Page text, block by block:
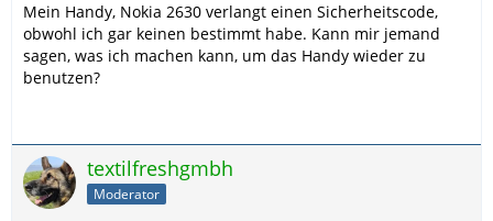
Mein Handy, Nokia 2630 verlangt einen Sicherheitscode,
obwohl ich gar keinen bestimmt habe. Kann mir jemand
sagen, was ich machen kann, um das Handy wieder zu
benutzen?
textilfreshgmbh
Moderator